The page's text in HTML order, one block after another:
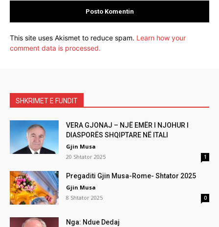
This site uses Akismet to reduce spam. Learn how your
comment data is processed.
SHKRIMET E FUNDIT
VERA GJONAJ – NJË EMËR I NJOHUR I
DIASPORËS SHQIPTARE NË ITALI
Gjin Musa
20 Shtator 2025
1
Pregaditi Gjin Musa-Rome- Shtator 2025
Gjin Musa
8 Shtator 2025
0
Nga: Ndue Dedaj